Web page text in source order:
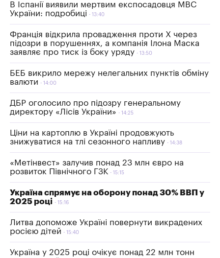
В Іспанії виявили мертвим експосадовця МВС
України: подробиці
13:40
Франція відкрила провадження проти X через
підозри в порушеннях, а компанія Ілона Маска
заявляє про тиск із боку уряду
13:50
БЕБ викрило мережу нелегальних пунктів обміну
валюти
14:00
ДБР оголосило про підозру генеральному
директору «Лісів України»
14:25
Ціни на картоплю в Україні продовжують
знижуватися на тлі сезонного напливу
14:38
«Метінвест» залучив понад 23 млн євро на
розвиток Північного ГЗК
15:15
Україна спрямує на оборону понад 30% ВВП у
2025 році
15:16
Литва допоможе Україні повернути викрадених
росією дітей
15:40
Україна у 2025 році очікує понад 22 млн тонн